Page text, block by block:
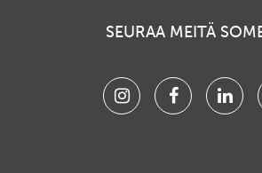
SEURAA MEITÄ
InstagramFacebook